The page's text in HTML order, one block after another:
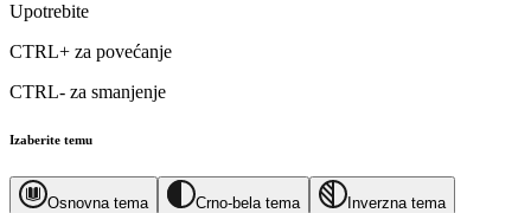
Upotrebite
CTRL+ za povećanje
CTRL- za smanjenje
Izaberite temu
Osnovna tema Crno-bela tema Inverzna tema